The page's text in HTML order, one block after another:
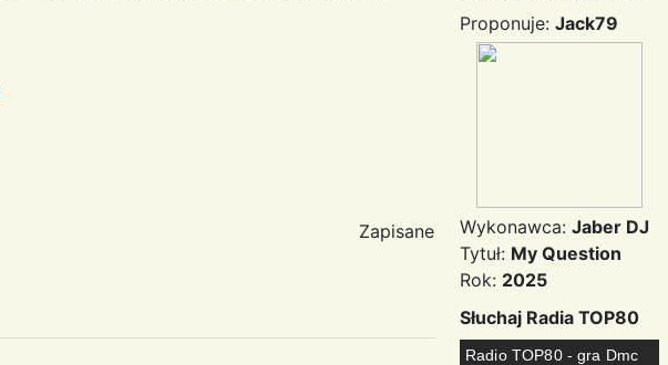
Zapisane
Proponuje: Jack79
Wykonawca: Jaber DJ
Tytuł: My Question
Rok: 2025
Słuchaj Radia TOP80
Radio TOP80 - gra Dmc